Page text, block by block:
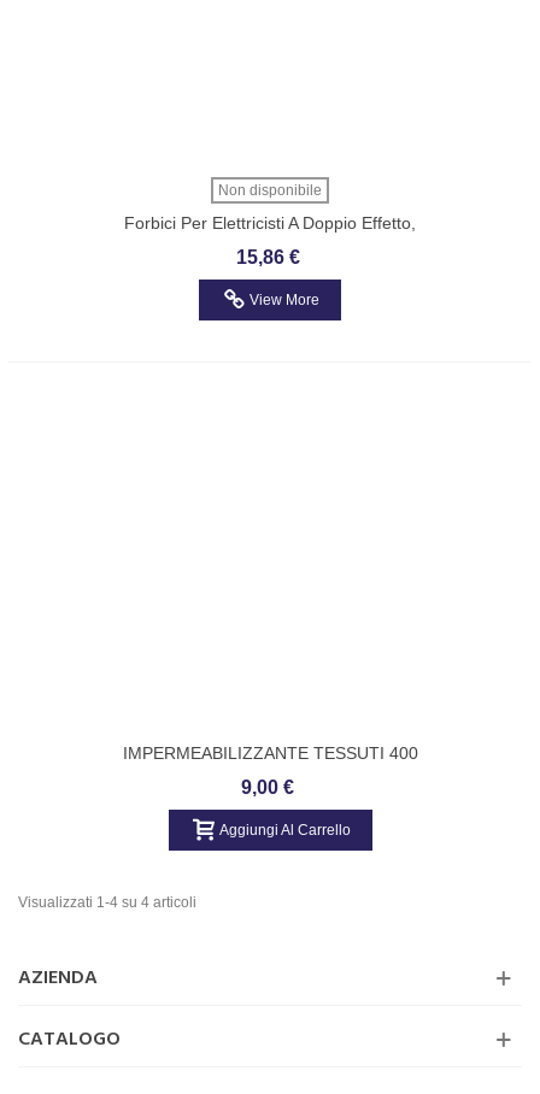
Non disponibile
Forbici Per Elettricisti A Doppio Effetto,
Con Profili A Fresa In Acciaio Inossidabile
15,86 €
View More
IMPERMEABILIZZANTE TESSUTI 400
ML 9775 BETA 097750040
9,00 €
Aggiungi Al Carrello
Visualizzati 1-4 su 4 articoli
AZIENDA
CATALOGO